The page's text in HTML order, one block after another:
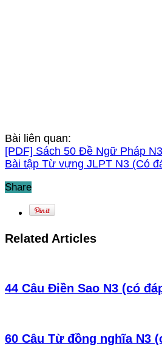
Bài liên quan:
[PDF] Sách 50 Đề Ngữ Pháp
Bài tập Từ vựng JLPT N3 (Có
Share
Related Articles
44 Câu Điền Sao N3 (có
60 Câu Từ đồng nghĩa N3